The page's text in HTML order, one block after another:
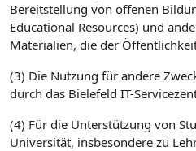
Bereitstellung von offenen
Educational Resources) und
Materialien, die der
(3) Die Nutzung für andere
durch das Bielefeld IT-
(4) Für die Unterstützung von
Universität, insbesondere zu